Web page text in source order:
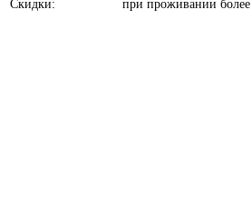
Скидки:
при проживании